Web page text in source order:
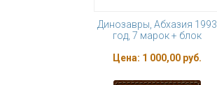
Динозавры, Абхазия 1993
год, 7 марок + блок
Цена: 1 000,00 руб.